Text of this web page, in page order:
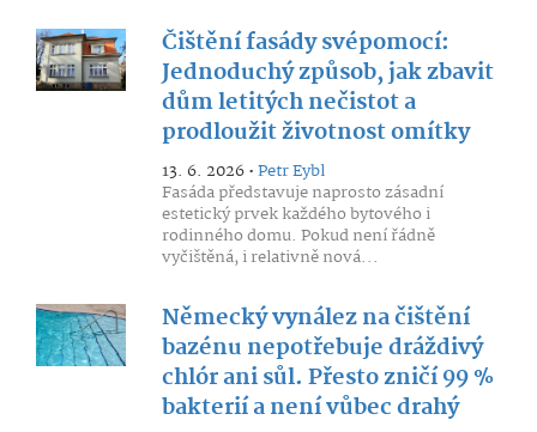
Čištění fasády svépomocí:
Jednoduchý způsob, jak zbavit
dům letitých nečistot a
prodloužit životnost omítky
13. 6. 2026 •Petr Eybl
Fasáda představuje naprosto zásadní
estetický prvek každého bytového i
rodinného domu. Pokud není řádně
vyčištěná, i relativně nová...
Německý vynález na čištění
bazénu nepotřebuje dráždivý
chlór ani sůl. Přesto zničí 99 %
bakterií a není vůbec drahý